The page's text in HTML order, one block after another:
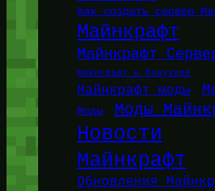
Как создать сервер
Майнкрафт
Майнкрафт
Майнкрафт в браузере
Майнкрафт моды
Моды Моды
Новости
Майнкрафт
Обновления